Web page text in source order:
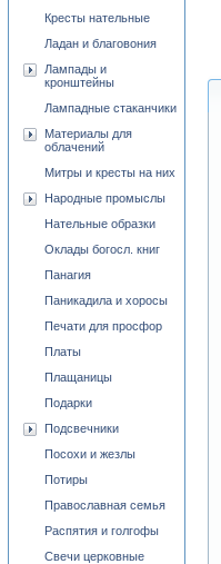
Кресты нательные
Ладан и благовония
Лампады и
кронштейны
Лампадные стаканчики
Материалы для
облачений
Митры и кресты на них
Народные промыслы
Нательные образки
Оклады богосл. книг
Панагия
Паникадила и хоросы
Печати для просфор
Платы
Плащаницы
Подарки
Подсвечники
Посохи и жезлы
Потиры
Православная семья
Распятия и голгофы
Свечи церковные